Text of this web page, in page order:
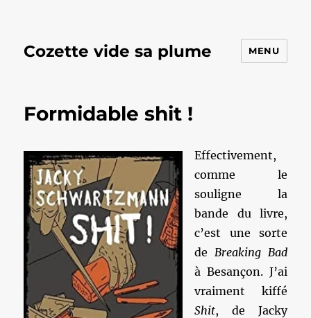
Cozette vide sa plume MENU
Formidable shit !
Effectivement,
comme le
souligne la
bande du livre,
c’est une sorte
de Breaking Bad
à Besançon. J’ai
vraiment kiffé
Shit, de Jacky